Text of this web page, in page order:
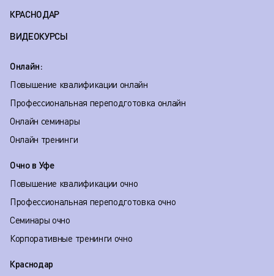
КРАСНОДАР
ВИДЕОКУРСЫ
Онлайн:
Повышение квалификации онлайн
Профессиональная переподготовка онлайн
Онлайн семинары
Онлайн тренинги
Очно в Уфе
Повышение квалификации очно
Профессиональная переподготовка очно
Семинары очно
Корпоративные тренинги очно
Краснодар